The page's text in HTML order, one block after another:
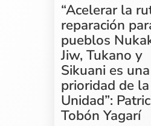
“Acelerar la
reparación
pueblos
Jiw, Tukano y
Sikuani es una
prioridad de la
Unidad”:
Tobón Yagarí